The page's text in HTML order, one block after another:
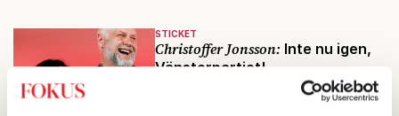
STICKET
Christoffer Jonsson: Inte nu igen,
Vänsterpartiet!
V:s valstrategi att vinna röster
med hjälp av Palestinafrågan har